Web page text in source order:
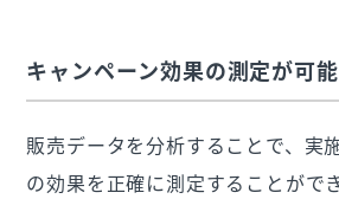
キャンペーン効果の測定が可能
販売データを分析することで、実
の効果を正確に測定することがで